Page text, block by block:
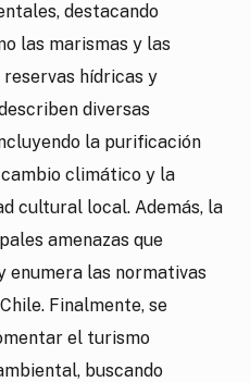
destacando
las marismas y las
hídricas y
diversas
la purificación
climático y la
cultural local. Además, la
amenazas que
enumera las normativas
Finalmente, se
el turismo
buscando